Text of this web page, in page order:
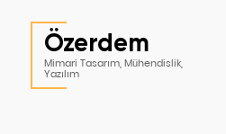
Özerdem
Mimari Tasarım, Mühendislik,
Yazılım